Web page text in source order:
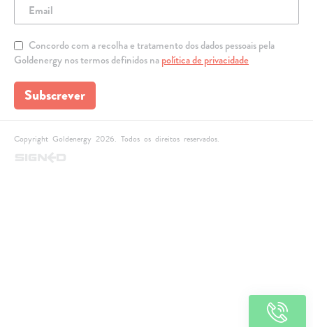
Concordo com a recolha e tratamento dos dados pessoais pela
Goldenergy nos termos definidos napolítica de privacidade
Subscrever
Copyright Goldenergy 2026. Todos os direitos reservados.